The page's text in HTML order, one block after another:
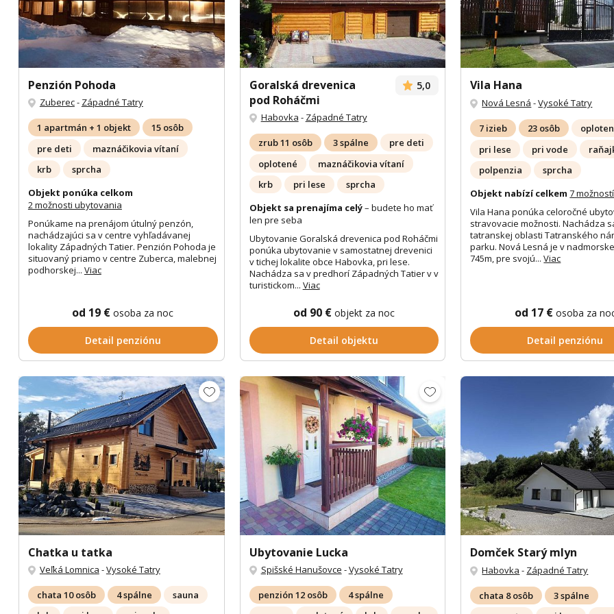
Penzión Pohoda
Zuberec- Západné Tatry
1 apartmán + 1 objekt
15 osôb
pre deti
maznáčikovia vítaní
krb
sprcha
Objekt ponúka celkom
2 možnosti ubytovania
Ponúkame na prenájom útulný penzón,
nachádzajúci sa v centre vyhľadávanej
lokality Západných Tatier. Penzión Pohoda je
situovaný priamo v centre Zuberca, malebnej
podhorskej... Viac
od 19 €osoba za noc
Detail penziónu
Goralská drevenica
pod Roháčmi
5,0
Habovka - Západné Tatry
zrub 11 osôb 3 spálne
pre deti
oplotené
maznáčikovia vítaní
krb
pri lese
sprcha
Objekt sa prenajíma celý– budete ho mať
len pre seba
Ubytovanie Goralská drevenica pod Roháčmi
ponúka ubytovanie v samostatnej drevenici
v tichej lokalite obce Habovka, pri lese.
Nachádza sa v predhorí Západných Tatier v v
turistickom... Viac
od 90 € objekt za noc
Detail objektu
Vila Hana
Nová Lesná -Vysoké Tatry
7 izieb 23 osôb
pri lese
pri vode
polpenzia
sprcha
Objekt nabízí celkem 7
Vila Hana ponúka celoročné
stravovacie možnosti. Nachádza
tatranskej oblasti Tatranského
parku. Nová Lesná je v
745m, pre svojú...Viac
od 17 € osoba za
Detail penziónu
Chatka u tatka
Veľká Lomnica -Vysoké Tatry
chata 10 osôb 4 spálne
sauna
Ubytovanie Lucka
Spišské Hanušovce -Vysoké Tatry
penzión 12 osôb
4 spálne
Domček Starý mlyn
Habovka - Západné Tatry
chata 8 osôb
3 spálne